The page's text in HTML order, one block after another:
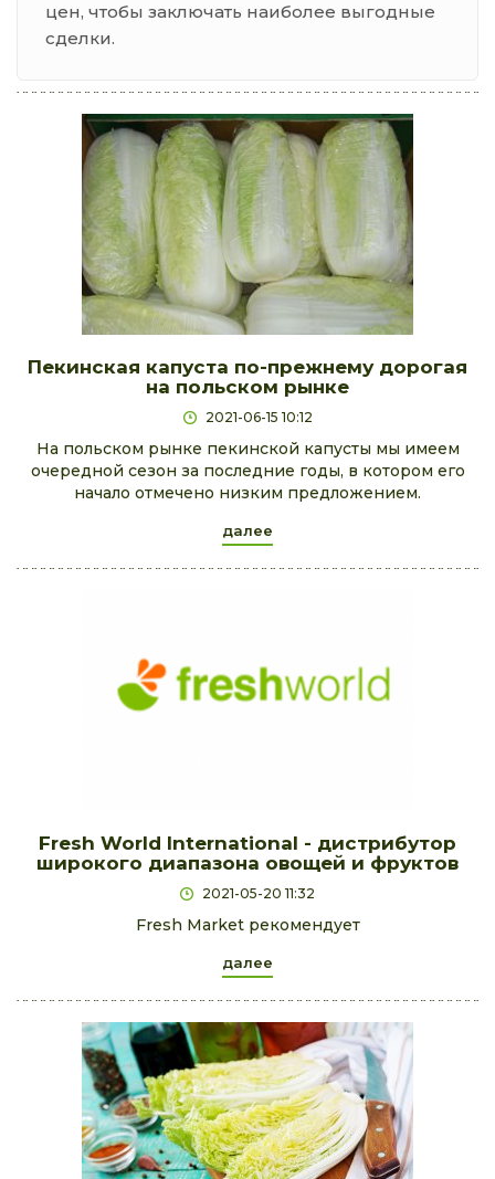
цен, чтобы заключать наиболее выгодные
сделки.
Пекинская капуста по-прежнему дорогая
на польском рынке
2021-06-15 10:12
На польском рынке пекинской капусты мы имеем
очередной сезон за последние годы, в котором его
начало отмечено низким предложением.
далее
Fresh World International - дистрибутор
широкого диапазона овощей и фруктов
2021-05-20 11:32
Fresh Market рекомендует
далее